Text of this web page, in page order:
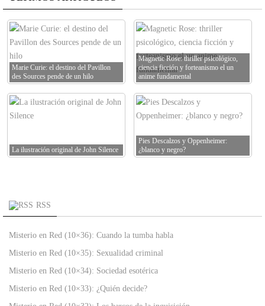
Marie Curie: el destino del Pavillon
des Sources pende de un hilo
Magnetic Rose: thriller psicológico,
ciencia ficción y forteanismo el un
anime fundamental
La ilustración original de John Silence
Pies Descalzos y Oppenheimer:
¿blanco y negro?
RSS
Misterio en Red (10×36): Cuando la tumba habla
Misterio en Red (10×35): Sexualidad criminal
Misterio en Red (10×34): Sociedad esotérica
Misterio en Red (10×33): ¿Quién decide?